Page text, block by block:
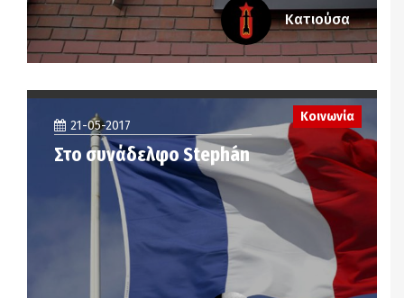
Κατιούσα
21-05-2017
Στο συνάδελφο Stephán
Κοινωνία